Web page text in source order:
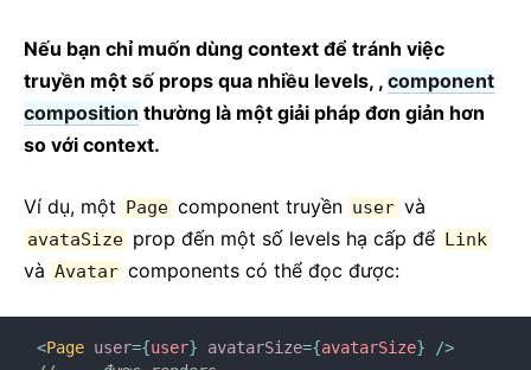
Nếu bạn chỉ muốn dùng context để tránh việc
truyền một số props qua nhiều levels, , component
composition thường là một giải pháp đơn giản hơn
so với context.
Ví dụ, một Page component truyền user và
avataSize prop đến một số levels hạ cấp để Link
và Avatar components có thể đọc được:
<Page user={user} avatarSize={avatarSize}
/>